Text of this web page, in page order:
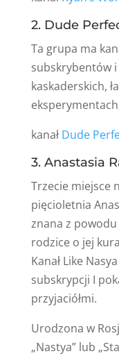
2. Dude
Ta grupa ma
subskrybentów
kaskaderskich,
kanał Dude
3. Anastasia
Trzecie miejsce
pięcioletnia
znana z
rodzice o jej
Kanał Like
subskrypcji I
przyjaciółmi.
Urodzona w
„Nastya” lub